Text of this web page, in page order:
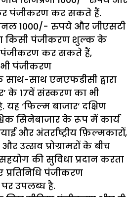
पंजीकरण कर सकते हैं.
1000/- रुपये और जीएसटी
किसी पंजीकरण शुल्क के
पंजीकरण कर सकते हैं,
भी पंजीकरण
साथ एनएफडीसी द्वारा
के 17वें संस्करण का भी
‘फिल्म बाजार’ दक्षिण
सिनेबाजार के रूप में कार्य
और अंतर्राष्ट्रीय फ़िल्मकारों,
उत्सव प्रोग्रामरों के बीच
की सुविधा प्रदान करता
पंजीकरण
उपलब्ध है.